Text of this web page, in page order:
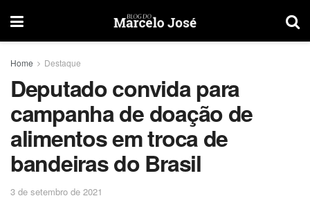
Home Destaque
Deputado convida para
campanha de doação de
alimentos em troca de
bandeiras do Brasil
3 de setembro de 2021